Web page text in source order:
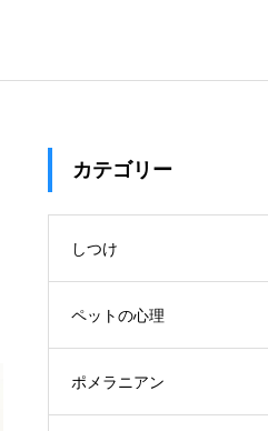
カテゴリー
しつけ
ペットの心理
ポメラニアン